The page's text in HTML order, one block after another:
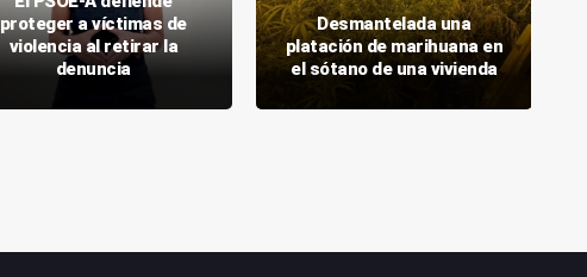
proteger a víctimas de
violencia al retirar la
denuncia
Desmantelada una
platación de marihuana en
el sótano de una vivienda